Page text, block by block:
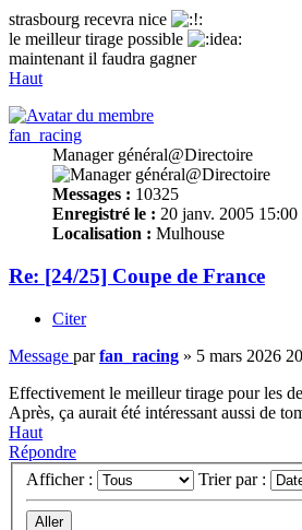
strasbourg recevra nice
le meilleur tirage possible
maintenant il faudra gagner
Haut
fan_racing
Manager général@Directoire
Messages : 10325
Enregistré le : 20 janv. 2005 15:00
Localisation : Mulhouse
Re: [24/25] Coupe de France
Citer
Message parfan_racing » 5 mars 2026
Effectivement le meilleur tirage pour les
Après, ça aurait été intéressant aussi de
Haut
Répondre
Afficher :
Trier par :